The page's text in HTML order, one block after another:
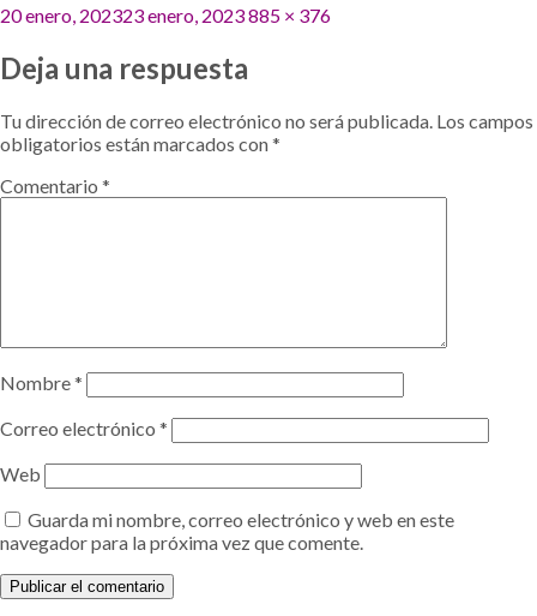
Publicado
20 enero, 202323 enero, 2023Tamaño
885 × 376
Deja una respuesta
Tu dirección de correo electrónico no será publicada. Los campos
obligatorios están marcados con*
Comentario *
Nombre*
Correo electrónico *
Web
Guarda mi nombre, correo electrónico y web en este
navegador para la próxima vez que comente.